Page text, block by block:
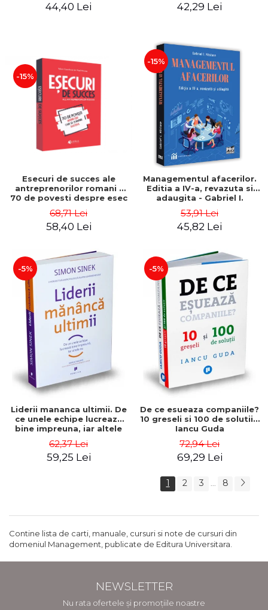
44,40 Lei 42,29 Lei
-15%
Esecuri de succes ale
antreprenorilor romani -
70 de povesti despre esec
68,71 Lei
58,40 Lei
-15%
Managementul afacerilor.
Editia a IV-a, revazuta si
adaugita - Gabriel I.
53,91 Lei
45,82 Lei
-5%
Liderii mananca ultimii. De
ce unele echipe lucreaza
bine impreuna, iar altele
Sinek
62,37 Lei
59,25 Lei
-5%
De ce esueaza companiile?
10 greseli si 100 de solutii -
Iancu Guda
72,94 Lei
69,29 Lei
1 2 3 ... 8
Contine lista de carti, manuale, cursuri si note de cursuri din
domeniul Management, publicate de Editura Universitara.
NEWSLETTER
Nu rata ofertele și promoțiile noastre